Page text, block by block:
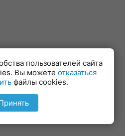
пользователей сайта
Вы можете отказаться
файлы cookies.